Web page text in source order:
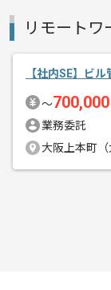
リモートワ
【社内SE】ビ
〜700,000
業務委託
大阪上本町（